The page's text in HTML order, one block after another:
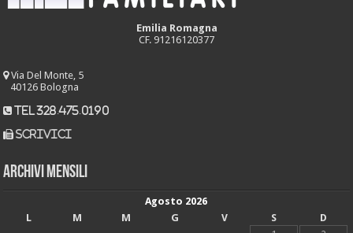
Emilia Romagna
CF. 91216120377
Via Del Monte, 5
40126 Bologna
tel 328.475.0190
scrivici
Archivi mensili
Agosto 2026
L
M M G V S
D